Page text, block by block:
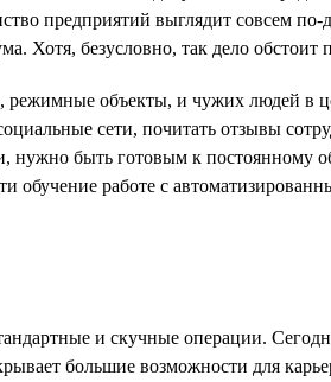
предприятий выглядит совсем
Хотя, безусловно, так дело обстоит
режимные объекты, и чужих людей в
сети, почитать отзывы
нужно быть готовым к постоянному
обучение работе с
и скучные операции.
большие возможности для